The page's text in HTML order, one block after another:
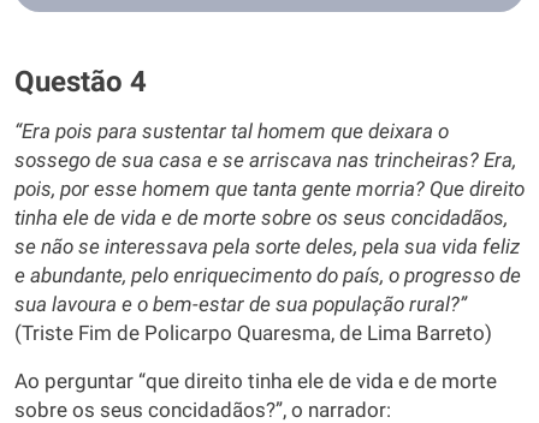
Questão 4
“Era pois para sustentar tal homem que deixara o
sossego de sua casa e se arriscava nas trincheiras? Era,
pois, por esse homem que tanta gente morria? Que direito
tinha ele de vida e de morte sobre os seus concidadãos,
se não se interessava pela sorte deles, pela sua vida feliz
e abundante, pelo enriquecimento do país, o progresso de
sua lavoura e o bem-estar de sua população rural?”
(Triste Fim de Policarpo Quaresma, de Lima Barreto)
Ao perguntar “que direito tinha ele de vida e de morte
sobre os seus concidadãos?”, o narrador: